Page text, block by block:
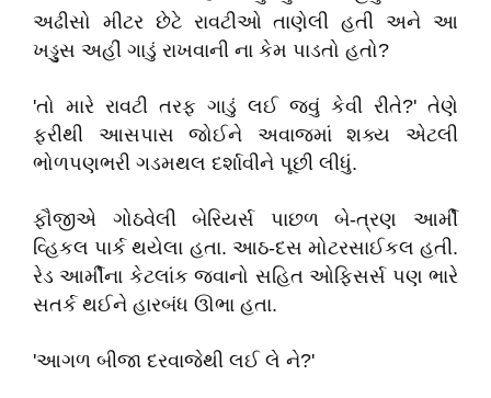
અઢીસો મીટર છેટે રાવટીઓ તાણેલી હતી અને આ
ખડ્ડુસ અહીં ગાડું રાખવાની ના કેમ પાડતો હતો?
'તો મારે રાવટી તરફ ગાડું લઈ જવું કેવી રીતે?' તેણે
ફરીથી આસપાસ જોઈને અવાજમાં શક્ય એટલી
ભોળપણભરી ગડમથલ દર્શાવીને પૂછી લીધું.
ફૌજીએ ગોઠવેલી બેરિયર્સ પાછળ બે-ત્રણ આર્મી
વ્હિકલ પાર્ક થયેલા હતા. આઠ-દસ મોટરસાઈકલ હતી.
રેડ આર્મીના કેટલાંક જવાનો સહિત ઓફિસર્સ પણ ભારે
સતર્ક થઈને હારબંધ ઊભા હતા.
'આગળ બીજા દરવાજેથી લઈ લે ને?'